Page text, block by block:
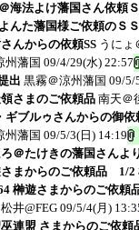
海法よけ藩国さん依頼
んた藩国様ご依頼のＳＳ
んからの依頼SS うにょ
州藩国 09/4/29(水) 22:57
出 黒霧＠涼州藩国 09/5/
さまのご依頼品 南天＠
ギブルゥさんからの御依
州藩国 09/5/3(日) 14:19
＠たけきの藩国さんよ
まからのご依頼品 1/2
榊遊さまからのご依
松井@FEG 09/5/4(月)
連盟 さまからのご依頼